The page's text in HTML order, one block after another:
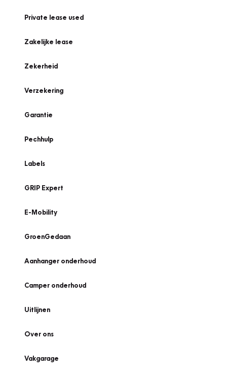
Private lease used
Zakelijke lease
Zekerheid
Verzekering
Garantie
Pechhulp
Labels
GRIP Expert
E-Mobility
GroenGedaan
Aanhanger onderhoud
Camper onderhoud
Uitlijnen
Over ons
Vakgarage